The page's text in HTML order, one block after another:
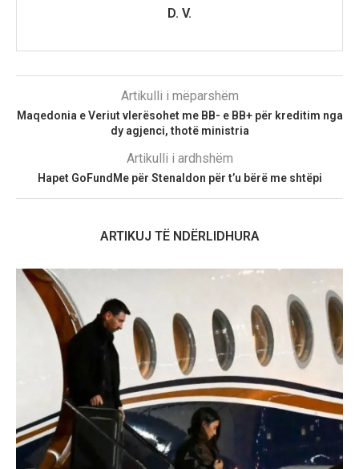
D. V.
Artikulli i mëparshëm
Maqedonia e Veriut vlerësohet me BB- e BB+ për kreditim nga
dy agjenci, thotë ministria
Artikulli i ardhshëm
Hapet GoFundMe për Stenaldon për t’u bërë me shtëpi
ARTIKUJ TË NDËRLIDHURA